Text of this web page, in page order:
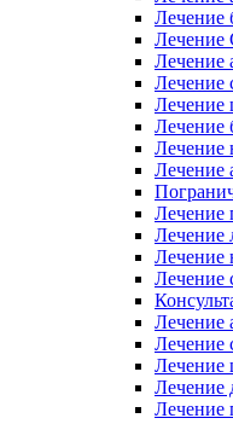
Лечение
Лечение
Лечение
Лечение
Лечение
Лечение
Лечение
Лечение
Лечение
Лечение
Лечение
Лечение
Лечение
Лечение
Лечение
Лечение